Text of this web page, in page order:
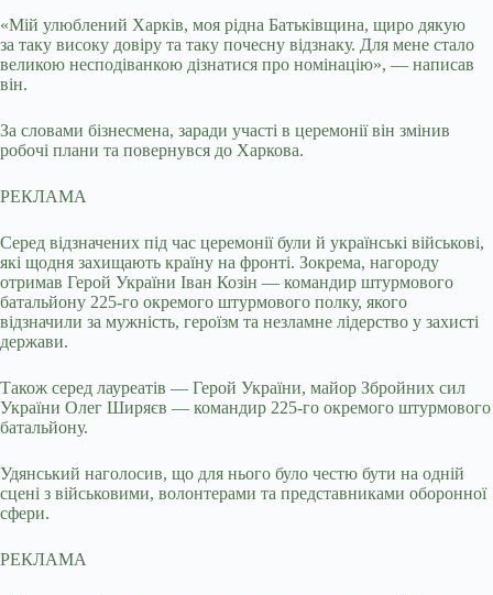
«Мій улюблений Харків, моя рідна Батьківщина, щиро дякую
за таку високу довіру та таку почесну відзнаку. Для мене стало
великою несподіванкою дізнатися про номінацію», — написав
він.
За словами бізнесмена, заради участі в церемонії він змінив
робочі плани та повернувся до Харкова.
РЕКЛАМА
Серед відзначених під час церемонії були й українські військові,
які щодня захищають країну на фронті. Зокрема, нагороду
отримав Герой України Іван Козін — командир штурмового
батальйону 225-го окремого штурмового полку, якого
відзначили за мужність, героїзм та незламне лідерство у захисті
держави.
Також серед лауреатів — Герой України, майор Збройних сил
України Олег Ширяєв — командир 225-го окремого штурмового
батальйону.
Удянський наголосив, що для нього було честю бути на одній
сцені з військовими, волонтерами та представниками оборонної
сфери.
РЕКЛАМА